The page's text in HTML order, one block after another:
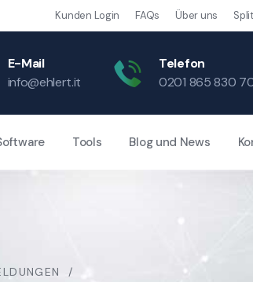
Kunden Login FAQs Über uns
E-Mail
info@ehlert.it
Telefon
0201 865 830
Tools Blog und News